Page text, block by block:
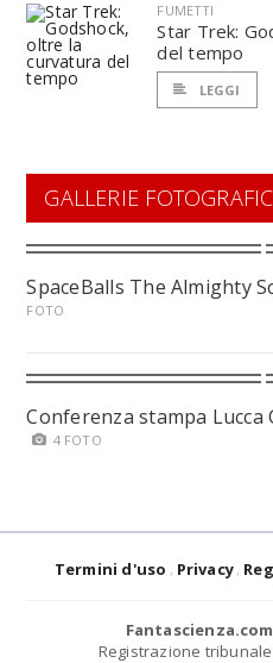
FUMETTI
Star Trek:
del tempo
LEGGI
GALLERIE
SpaceBalls The Almighty
FOTO
Conferenza stampa Lucca
4 FOTO
Termini d'uso Privacy
Fantascienza.com
Registrazione